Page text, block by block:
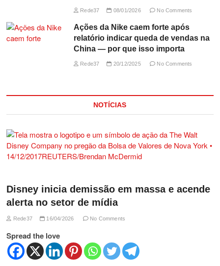
Rede37 08/01/2026 No Comments
Ações da Nike caem forte após
relatório indicar queda de vendas na
China — por que isso importa
Rede37 20/12/2025 No Comments
NOTÍCIAS
Disney inicia demissão em massa e acende
alerta no setor de mídia
Rede37 16/04/2026 No Comments
Spread the love